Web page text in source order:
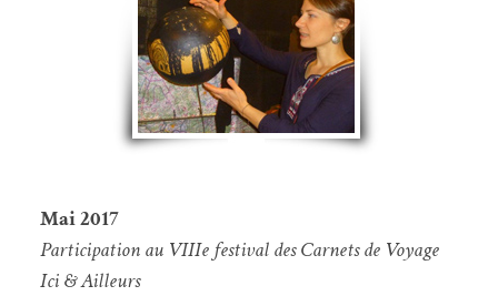
Mai 2017
Participation au VIIIe festival des Carnets de Voyage
Ici & Ailleurs